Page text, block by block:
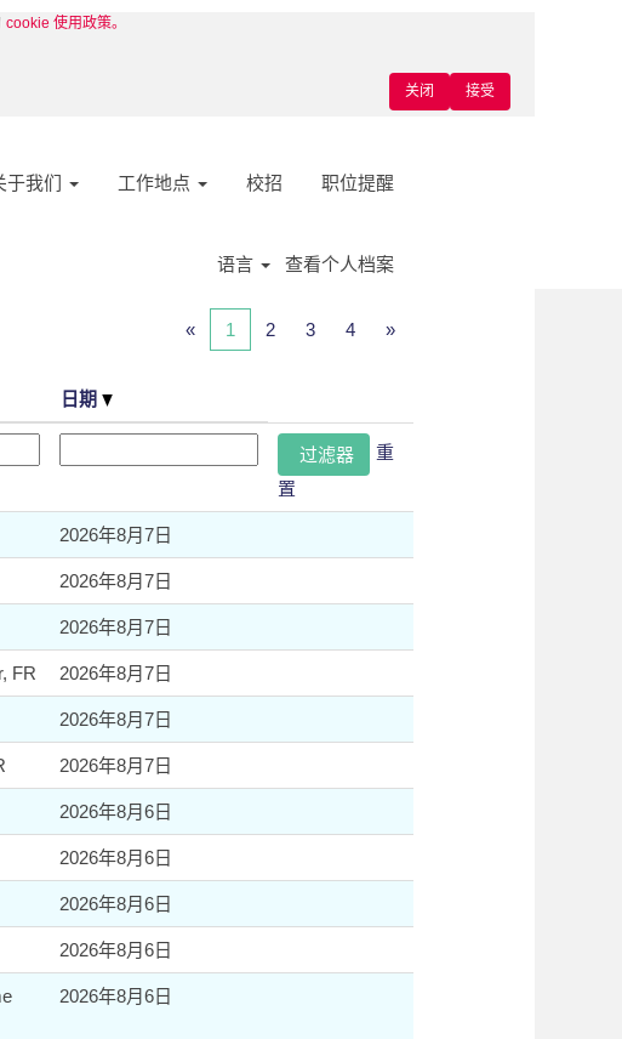
cookie 使用政策。
接受
关闭
于我们 工作地点 校招 职位提醒
语言 查看个人档案
« 1 2 3 4 »
日期
重
置
2026年8月7日
2026年8月7日
2026年8月7日
FR 2026年8月7日
2026年8月7日
2026年8月7日
2026年8月6日
2026年8月6日
2026年8月6日
2026年8月6日
2026年8月6日